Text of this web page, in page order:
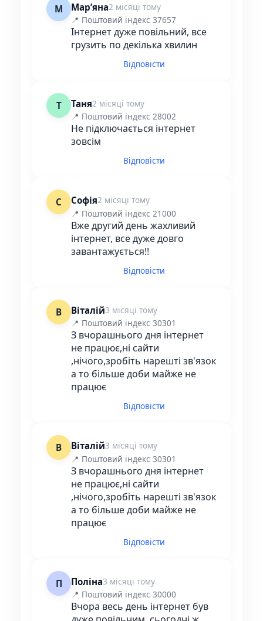
М Марʼяна2 місяці тому
📍 Поштовий індекс 37657
Інтернет дуже повільний, все
грузить по декілька хвилин
Відповісти
Т Таня2 місяці тому
📍 Поштовий індекс 28002
Не підключається інтернет
зовсім
Відповісти
С Софія2 місяці тому
📍 Поштовий індекс 21000
Вже другий день жахливий
інтернет, все дуже довго
завантажується!!
Відповісти
В Віталій3 місяці тому
📍 Поштовий індекс 30301
З вчорашнього дня інтернет
не працює,ні сайти
,нічого,зробіть нарешті зв'язок
а то більше доби майже не
працює
Відповісти
В Віталій3 місяці тому
📍 Поштовий індекс 30301
З вчорашнього дня інтернет
не працює,ні сайти
,нічого,зробіть нарешті зв'язок
а то більше доби майже не
працює
Відповісти
П Поліна3 місяці тому
📍 Поштовий індекс 30000
Вчора весь день інтернет був